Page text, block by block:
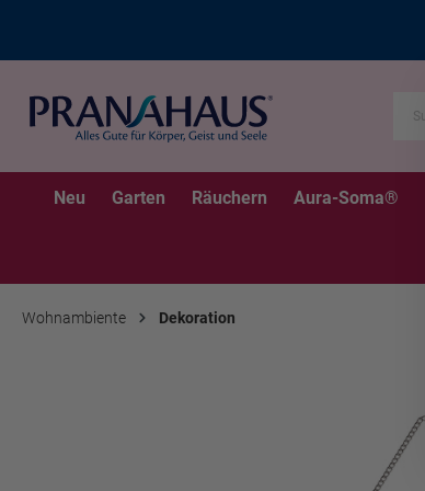
Neu Garten Räuchern Aura-Soma®
Wohnambiente Dekoration